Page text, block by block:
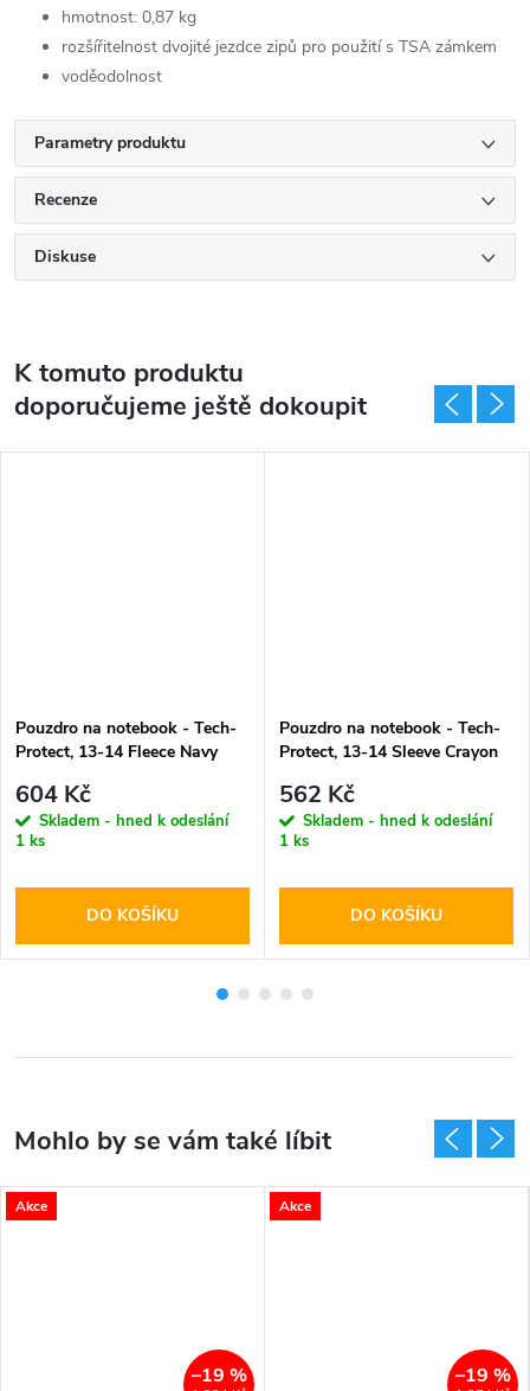
hmotnost: 0,87 kg
rozšířitelnost dvojité jezdce zipů pro použití s TSA zámkem
voděodolnost
Parametry produktu
Recenze
Diskuse
K tomuto produktu
doporučujeme ještě dokoupit
Pouzdro na notebook - Tech-
Protect, 13-14 Fleece Navy
604 Kč
Skladem - hned k odeslání
1 ks
DO KOŠÍKU
Pouzdro na notebook - Tech-
Protect, 13-14 Sleeve Crayon
562 Kč
Skladem - hned k odeslání
1 ks
DO KOŠÍKU
Akce
–19 %
Akce
–19 %